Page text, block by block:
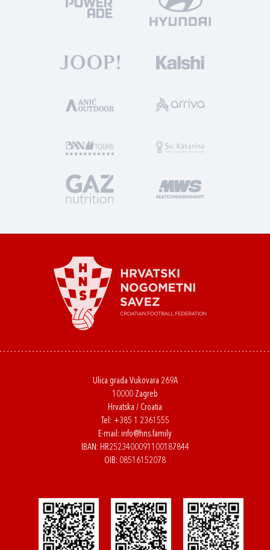
Ulica grada Vukovara 269A
10000 Zagreb
Hrvatska / Croatia
Tel: +385 1 2361555
E-mail: info@hns.family
IBAN: HR2523400091100187844
OIB: 08516152078